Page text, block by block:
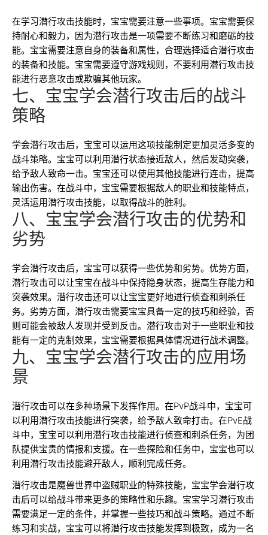
在学习潜行攻击技能时，宝宝需要注意一些事项。宝宝需要保
持耐心和毅力，因为潜行攻击是一项需要不断练习和磨砺的技
能。宝宝需要注意自身的装备和属性，合理选择适合潜行攻击
的装备和技能。宝宝需要遵守游戏规则，不要利用潜行攻击技
能进行恶意攻击或欺骗其他玩家。
七、宝宝学会潜行攻击后的战斗
策略
学会潜行攻击后，宝宝可以运用这项技能制定更加灵活多变的
战斗策略。宝宝可以利用潜行状态接近敌人，然后发动突袭，
给予敌人致命一击。宝宝还可以使用其他技能进行连击，提高
输出伤害。在战斗中，宝宝需要根据敌人的职业和技能特点，
灵活运用潜行攻击技能，以取得战斗的胜利。
八、宝宝学会潜行攻击的优势和
劣势
学会潜行攻击后，宝宝可以获得一些优势和劣势。优势方面，
潜行攻击可以让宝宝在战斗中保持隐身状态，提高生存能力和
突袭效果。潜行攻击还可以让宝宝更好地进行侦查和刺杀任
务。劣势方面，潜行攻击需要宝宝具备一定的技巧和经验，否
则可能会被敌人发现并受到反击。潜行攻击对于一些职业和技
能有一定的克制效果，宝宝需要根据具体情况进行战术调整。
九、宝宝学会潜行攻击的应用场
景
潜行攻击可以在多种场景下发挥作用。在PvP战斗中，宝宝可
以利用潜行攻击技能进行突袭，给予敌人致命打击。在PvE战
斗中，宝宝可以利用潜行攻击技能进行侦查和刺杀任务，为团
队提供宝贵的情报和支援。在一些探险和任务中，宝宝也可以
利用潜行攻击技能避开敌人，顺利完成任务。
潜行攻击是魔兽世界中盗贼职业的特殊技能，宝宝学会潜行攻
击后可以给战斗带来更多的策略性和乐趣。宝宝学习潜行攻击
需要满足一定的条件，并掌握一些技巧和战斗策略。通过不断
练习和实战，宝宝可以将潜行攻击技能发挥到极致，成为一名